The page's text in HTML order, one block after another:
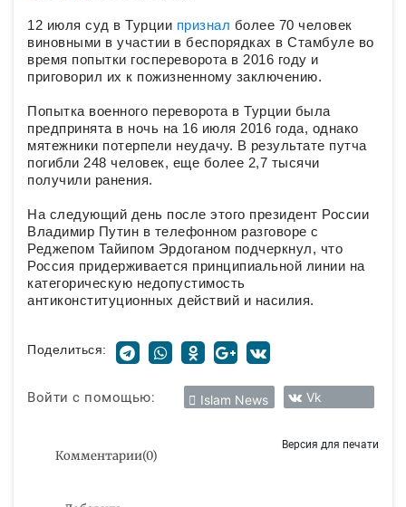
12 июля суд в Турции признал более 70 человек
виновными в участии в беспорядках в Стамбуле во
время попытки госпереворота в 2016 году и
приговорил их к пожизненному заключению.
Попытка военного переворота в Турции была
предпринята в ночь на 16 июля 2016 года, однако
мятежники потерпели неудачу. В результате путча
погибли 248 человек, еще более 2,7 тысячи
получили ранения.
На следующий день после этого президент России
Владимир Путин в телефонном разговоре с
Реджепом Тайипом Эрдоганом подчеркнул, что
Россия придерживается принципиальной линии на
категорическую недопустимость
антиконституционных действий и насилия.
Поделиться:
Войти с помощью: Islam News Vk
Комментарии(0)
Версия для печати